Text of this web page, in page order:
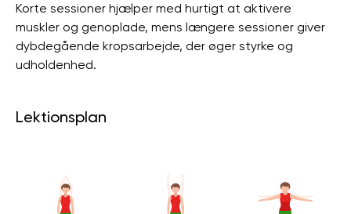
Korte sessioner hjælper med hurtigt at aktivere
muskler og genoplade, mens længere sessioner giver
dybdegående kropsarbejde, der øger styrke og
udholdenhed.
Lektionsplan